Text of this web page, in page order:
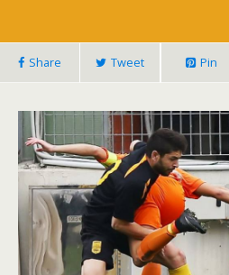
Share Tweet Pin